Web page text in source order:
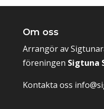
Om oss
Arrangör av
föreningen Sigtuna
Kontakta oss